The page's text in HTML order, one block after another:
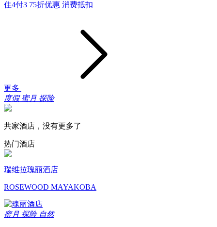
住4付3 75折优惠 消费抵扣
更多
度假 蜜月 探险
共家酒店，没有更多了
热门酒店
瑞维拉瑰丽酒店
ROSEWOOD MAYAKOBA
蜜月 探险 自然